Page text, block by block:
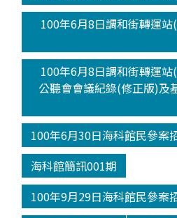
100年6月8日調和街轉運
100年6月8日調和街轉運
公聽會會議紀錄(修正版)及
100年6月30日海科館民參案
海科館簡訊001期
100年9月29日海科館民參案